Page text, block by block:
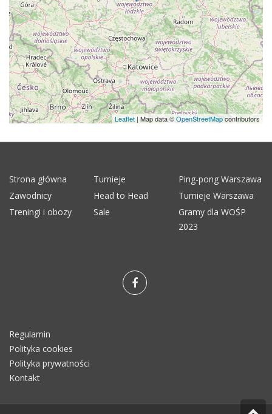
Leaflet| Map data ©OpenStreetMapcontributors
Strona główna Turnieje
Ping-pong Warszawa
Zawodnicy
Head to Head
Turnieje Warszawa
Treningi i obozy
Sale
Gramy dla WOŚP
2023
Regulamin
Polityka cookies
Polityka prywatności
Kontakt